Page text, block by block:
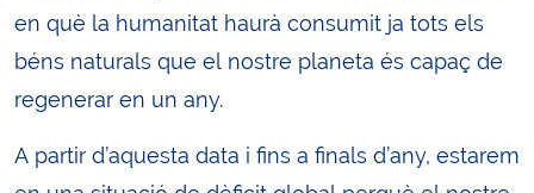
en què la humanitat haurà consumit ja tots els
béns naturals que el nostre planeta és capaç de
regenerar en un any.
A partir d’aquesta data i fins a finals d’any, estarem